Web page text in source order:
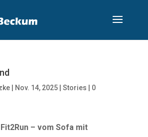
| Nov. 14, 2025| Stories
0
– vom Sofa mit